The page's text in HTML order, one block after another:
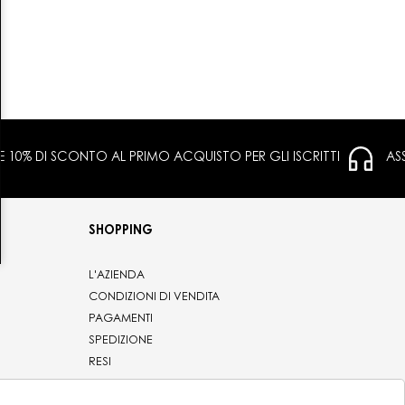
E 10% DI SCONTO AL PRIMO ACQUISTO PER GLI ISCRITTI
SHOPPING
L'AZIENDA
CONDIZIONI DI VENDITA
PAGAMENTI
SPEDIZIONE
RESI